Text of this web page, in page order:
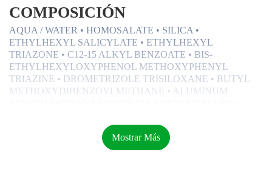
COMPOSICIÓN
AQUA / WATER • HOMOSALATE • SILICA •
ETHYLHEXYL SALICYLATE • ETHYLHEXYL
TRIAZONE • C12-15 ALKYL BENZOATE • BIS-
ETHYLHEXYLOXYPHENOL METHOXYPHENYL
TRIAZINE • DROMETRIZOLE TRISILOXANE • BUTYL
METHOXYDIBENZOYLMETHANE • ALUMINUM
STYRENE/ACRYLATES COPOLYMER • POTASSIUM
CETYL PHOSPHATE • PARFUM / FRAGRANCE •
CAPRYLYL METHICONE • ACRYLATES/C10-30 ALKYL
Mostrar Más